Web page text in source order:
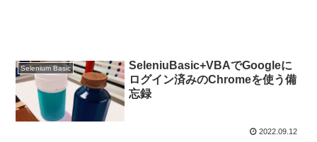
Selenium Basic
SeleniuBasic+VBAでGoogleに
ログイン済みのChromeを使う備
忘録
2022.09.12